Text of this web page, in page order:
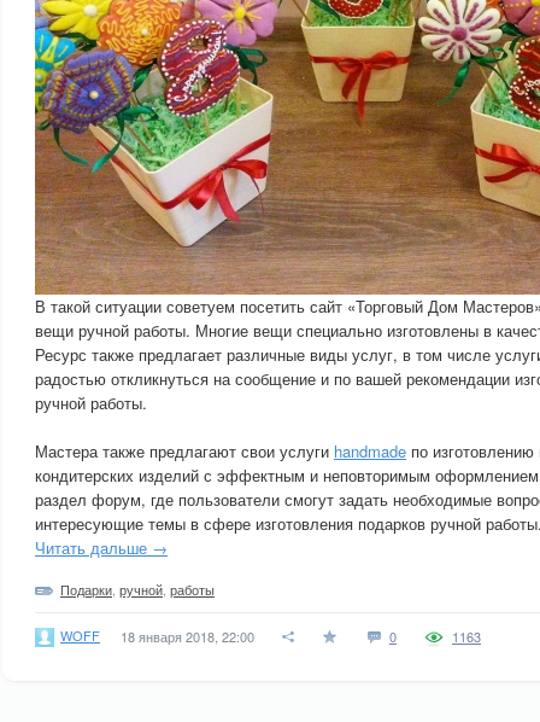
В такой ситуации советуем посетить сайт «Торговый Дом
вещи ручной работы. Многие вещи специально изготовлены в
Ресурс также предлагает различные виды услуг, в том числе
радостью откликнуться на сообщение и по вашей рекомендации
ручной работы.
Мастера также предлагают свои услуги handmade по
кондитерских изделий с эффектным и неповторимым
раздел форум, где пользователи смогут задать необходимые
интересующие темы в сфере изготовления подарков ручной
Читать дальше →
Подарки ручной работы
WOFF 18 января 2018, 22:00 0 1163